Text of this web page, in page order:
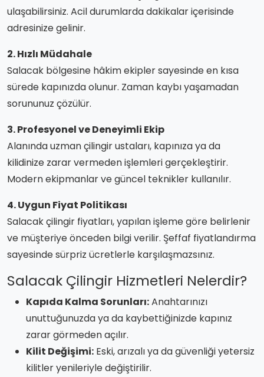
ulaşabilirsiniz. Acil durumlarda dakikalar içerisinde
adresinize gelinir.
2. Hızlı Müdahale
Salacak bölgesine hâkim ekipler sayesinde en kısa
sürede kapınızda olunur. Zaman kaybı yaşamadan
sorununuz çözülür.
3. Profesyonel ve Deneyimli Ekip
Alanında uzman çilingir ustaları, kapınıza ya da
kilidinize zarar vermeden işlemleri gerçekleştirir.
Modern ekipmanlar ve güncel teknikler kullanılır.
4. Uygun Fiyat Politikası
Salacak çilingir fiyatları, yapılan işleme göre belirlenir
ve müşteriye önceden bilgi verilir. Şeffaf fiyatlandırma
sayesinde sürpriz ücretlerle karşılaşmazsınız.
Salacak Çilingir Hizmetleri Nelerdir?
Kapıda Kalma Sorunları:Anahtarınızı
unuttuğunuzda ya da kaybettiğinizde kapınız
zarar görmeden açılır.
Kilit Değişimi: Eski, arızalı ya da güvenliği yetersiz
kilitler yenileriyle değiştirilir.